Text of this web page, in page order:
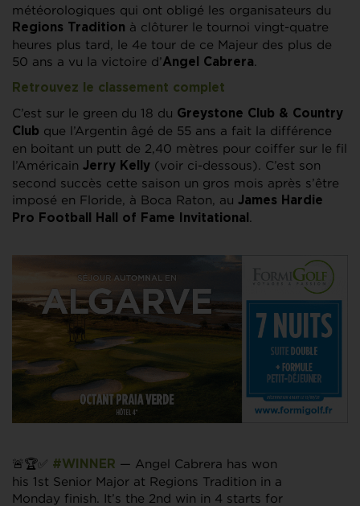
météorologiques qui ont obligé les organisateurs du
Regions Tradition à clôturer le tournoi vingt-quatre
heures plus tard, le 4e tour de ce Majeur des plus de
50 ans a vu la victoire d’Angel Cabrera.
Retrouvez le classement complet
C’est sur le green du 18 du Greystone Club & Country
Club que l’Argentin âgé de 55 ans a fait la différence
en boitant un putt de 2,40 mètres pour coiffer sur le fil
l’Américain Jerry Kelly (voir ci-dessous). C’est son
second succès cette saison un gros mois après s’être
imposé en Floride, à Boca Raton, au James Hardie
Pro Football Hall of Fame Invitational .
🚨🏆✅ #WINNER — Angel Cabrera has won
his 1st Senior Major at Regions Tradition in a
Monday finish. It’s the 2nd win in 4 starts for